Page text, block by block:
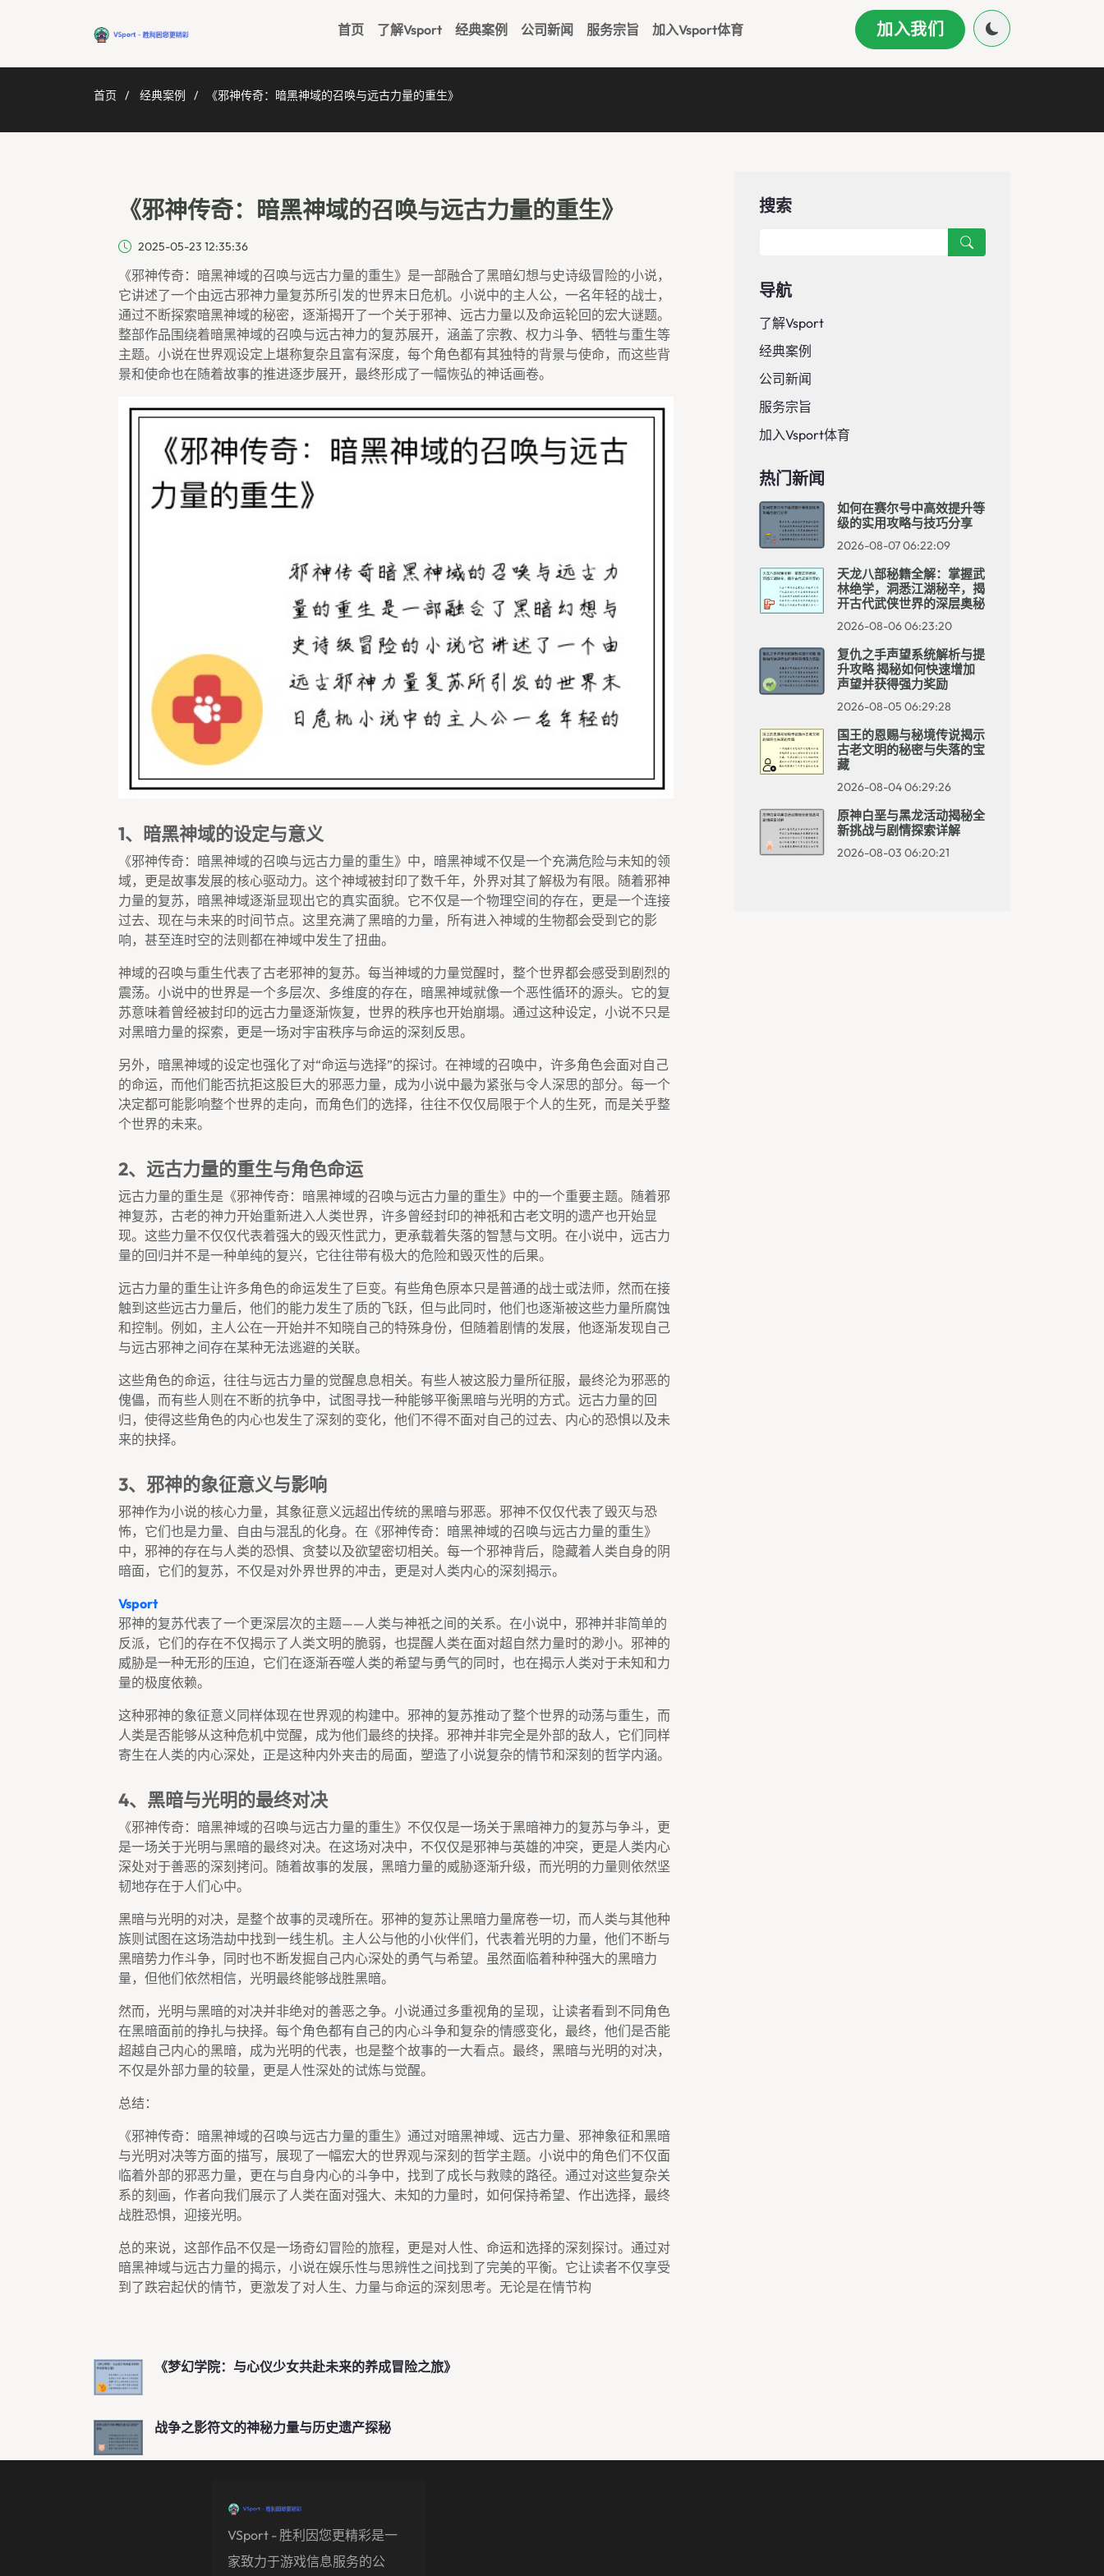
首页 了解Vsport 经典案例 公司新闻 服务宗旨 加入Vsport体育 加入我们
首页 经典案例 《邪神传奇：暗黑神域的召唤与远古力量的重生》
《邪神传奇：暗黑神域的召唤与远古力量的重生》
2025-05-23 12:35:36
《邪神传奇：暗黑神域的召唤与远古力量的重生》是一部融合了黑暗幻想与史诗级冒险的小说，
它讲述了一个由远古邪神力量复苏所引发的世界末日危机。小说中的主人公，一名年轻的战士，
通过不断探索暗黑神域的秘密，逐渐揭开了一个关于邪神、远古力量以及命运轮回的宏大谜题。
整部作品围绕着暗黑神域的召唤与远古神力的复苏展开，涵盖了宗教、权力斗争、牺牲与重生等
主题。小说在世界观设定上堪称复杂且富有深度，每个角色都有其独特的背景与使命，而这些背
景和使命也在随着故事的推进逐步展开，最终形成了一幅恢弘的神话画卷。
1、暗黑神域的设定与意义
《邪神传奇：暗黑神域的召唤与远古力量的重生》中，暗黑神域不仅是一个充满危险与未知的领
域，更是故事发展的核心驱动力。这个神域被封印了数千年，外界对其了解极为有限。随着邪神
力量的复苏，暗黑神域逐渐显现出它的真实面貌。它不仅是一个物理空间的存在，更是一个连接
过去、现在与未来的时间节点。这里充满了黑暗的力量，所有进入神域的生物都会受到它的影
响，甚至连时空的法则都在神域中发生了扭曲。
神域的召唤与重生代表了古老邪神的复苏。每当神域的力量觉醒时，整个世界都会感受到剧烈的
震荡。小说中的世界是一个多层次、多维度的存在，暗黑神域就像一个恶性循环的源头。它的复
苏意味着曾经被封印的远古力量逐渐恢复，世界的秩序也开始崩塌。通过这种设定，小说不只是
对黑暗力量的探索，更是一场对宇宙秩序与命运的深刻反思。
另外，暗黑神域的设定也强化了对“命运与选择”的探讨。在神域的召唤中，许多角色会面对自己
的命运，而他们能否抗拒这股巨大的邪恶力量，成为小说中最为紧张与令人深思的部分。每一个
决定都可能影响整个世界的走向，而角色们的选择，往往不仅仅局限于个人的生死，而是关乎整
个世界的未来。
2、远古力量的重生与角色命运
远古力量的重生是《邪神传奇：暗黑神域的召唤与远古力量的重生》中的一个重要主题。随着邪
神复苏，古老的神力开始重新进入人类世界，许多曾经封印的神祇和古老文明的遗产也开始显
现。这些力量不仅仅代表着强大的毁灭性武力，更承载着失落的智慧与文明。在小说中，远古力
量的回归并不是一种单纯的复兴，它往往带有极大的危险和毁灭性的后果。
远古力量的重生让许多角色的命运发生了巨变。有些角色原本只是普通的战士或法师，然而在接
触到这些远古力量后，他们的能力发生了质的飞跃，但与此同时，他们也逐渐被这些力量所腐蚀
和控制。例如，主人公在一开始并不知晓自己的特殊身份，但随着剧情的发展，他逐渐发现自己
与远古邪神之间存在某种无法逃避的关联。
这些角色的命运，往往与远古力量的觉醒息息相关。有些人被这股力量所征服，最终沦为邪恶的
傀儡，而有些人则在不断的抗争中，试图寻找一种能够平衡黑暗与光明的方式。远古力量的回
归，使得这些角色的内心也发生了深刻的变化，他们不得不面对自己的过去、内心的恐惧以及未
来的抉择。
3、邪神的象征意义与影响
邪神作为小说的核心力量，其象征意义远超出传统的黑暗与邪恶。邪神不仅仅代表了毁灭与恐
怖，它们也是力量、自由与混乱的化身。在《邪神传奇：暗黑神域的召唤与远古力量的重生》
中，邪神的存在与人类的恐惧、贪婪以及欲望密切相关。每一个邪神背后，隐藏着人类自身的阴
暗面，它们的复苏，不仅是对外界世界的冲击，更是对人类内心的深刻揭示。
Vsport
邪神的复苏代表了一个更深层次的主题——人类与神祇之间的关系。在小说中，邪神并非简单的
反派，它们的存在不仅揭示了人类文明的脆弱，也提醒人类在面对超自然力量时的渺小。邪神的
威胁是一种无形的压迫，它们在逐渐吞噬人类的希望与勇气的同时，也在揭示人类对于未知和力
量的极度依赖。
这种邪神的象征意义同样体现在世界观的构建中。邪神的复苏推动了整个世界的动荡与重生，而
人类是否能够从这种危机中觉醒，成为他们最终的抉择。邪神并非完全是外部的敌人，它们同样
寄生在人类的内心深处，正是这种内外夹击的局面，塑造了小说复杂的情节和深刻的哲学内涵。
4、黑暗与光明的最终对决
《邪神传奇：暗黑神域的召唤与远古力量的重生》不仅仅是一场关于黑暗神力的复苏与争斗，更
是一场关于光明与黑暗的最终对决。在这场对决中，不仅仅是邪神与英雄的冲突，更是人类内心
深处对于善恶的深刻拷问。随着故事的发展，黑暗力量的威胁逐渐升级，而光明的力量则依然坚
韧地存在于人们心中。
黑暗与光明的对决，是整个故事的灵魂所在。邪神的复苏让黑暗力量席卷一切，而人类与其他种
族则试图在这场浩劫中找到一线生机。主人公与他的小伙伴们，代表着光明的力量，他们不断与
黑暗势力作斗争，同时也不断发掘自己内心深处的勇气与希望。虽然面临着种种强大的黑暗力
量，但他们依然相信，光明最终能够战胜黑暗。
然而，光明与黑暗的对决并非绝对的善恶之争。小说通过多重视角的呈现，让读者看到不同角色
在黑暗面前的挣扎与抉择。每个角色都有自己的内心斗争和复杂的情感变化，最终，他们是否能
超越自己内心的黑暗，成为光明的代表，也是整个故事的一大看点。最终，黑暗与光明的对决，
不仅是外部力量的较量，更是人性深处的试炼与觉醒。
总结：
《邪神传奇：暗黑神域的召唤与远古力量的重生》通过对暗黑神域、远古力量、邪神象征和黑暗
与光明对决等方面的描写，展现了一幅宏大的世界观与深刻的哲学主题。小说中的角色们不仅面
临着外部的邪恶力量，更在与自身内心的斗争中，找到了成长与救赎的路径。通过对这些复杂关
系的刻画，作者向我们展示了人类在面对强大、未知的力量时，如何保持希望、作出选择，最终
战胜恐惧，迎接光明。
总的来说，这部作品不仅是一场奇幻冒险的旅程，更是对人性、命运和选择的深刻探讨。通过对
暗黑神域与远古力量的揭示，小说在娱乐性与思辨性之间找到了完美的平衡。它让读者不仅享受
到了跌宕起伏的情节，更激发了对人生、力量与命运的深刻思考。无论是在情节构
《梦幻学院：与心仪少女共赴未来的养成冒险之旅》
战争之影符文的神秘力量与历史遗产探秘
搜索
导航
了解Vsport
经典案例
公司新闻
服务宗旨
加入Vsport体育
热门新闻
如何在赛尔号中高效提升等
级的实用攻略与技巧分享
2026-08-07 06:22:09
天龙八部秘籍全解：掌握武
林绝学，洞悉江湖秘辛，揭
开古代武侠世界的深层奥秘
2026-08-06 06:23:20
复仇之手声望系统解析与提
升攻略 揭秘如何快速增加
声望并获得强力奖励
2026-08-05 06:29:28
国王的恩赐与秘境传说揭示
古老文明的秘密与失落的宝
藏
2026-08-04 06:29:26
原神白垩与黑龙活动揭秘全
新挑战与剧情探索详解
2026-08-03 06:20:21
VSport - 胜利因您更精彩是一
家致力于游戏信息服务的公